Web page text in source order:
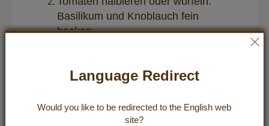
Basilikum und Knoblauch fein
hacken.
Ciabatta aus dem Ofen nehmen, mit
Balsamico darüber träufeln.
Language Redirect
Would you like to be redirected to the English web
site?